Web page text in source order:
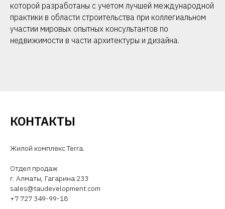
которой разработаны с учетом лучшей международной
практики в области строительства при коллегиальном
участии мировых опытных консультантов по
недвижимости в части архитектуры и дизайна.
КОНТАКТЫ
Жилой комплекс Terra.
Отдел продаж
г. Алматы, Гагарина 233
sales@taudevelopment.com
+7 727 349-99-18